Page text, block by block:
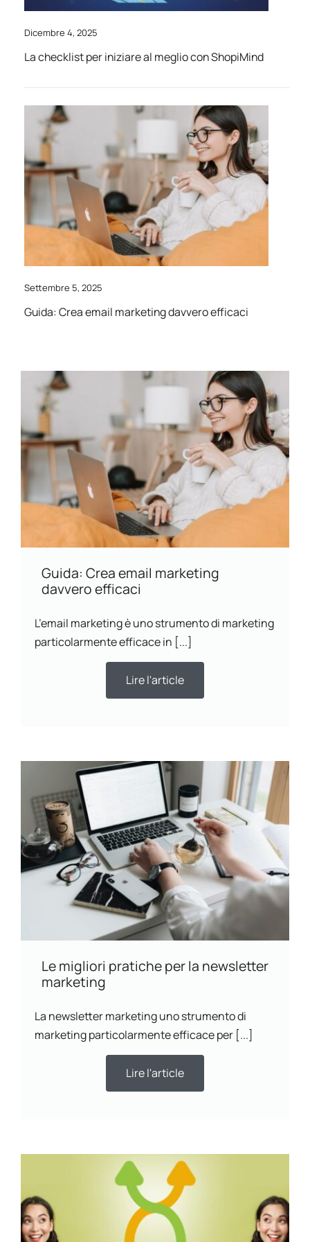
Dicembre 4, 2025
La checklist per iniziare al meglio con ShopiMind
Settembre 5, 2025
Guida: Crea email marketing davvero efficaci
Guida: Crea email marketing
davvero efficaci
L’email marketing è uno strumento di marketing
particolarmente efficace in [...]
Lire l'article
Le migliori pratiche per la newsletter
marketing
La newsletter marketing uno strumento di
marketing particolarmente efficace per [...]
Lire l'article